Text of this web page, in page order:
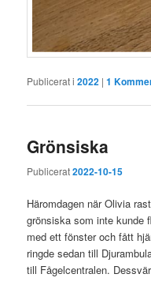
Publicerat i 2022 |1
Grönsiska
Publicerat2022-10-15
Häromdagen när Olivia
grönsiska som inte kunde
med ett fönster och fått
ringde sedan till
till Fågelcentralen.